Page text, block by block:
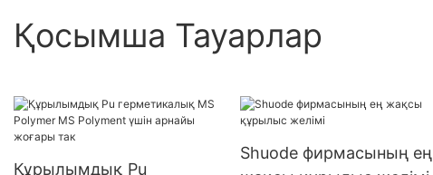
Қосымша Тауарлар
Құрылымдық Pu
Shuode фирмасының ең